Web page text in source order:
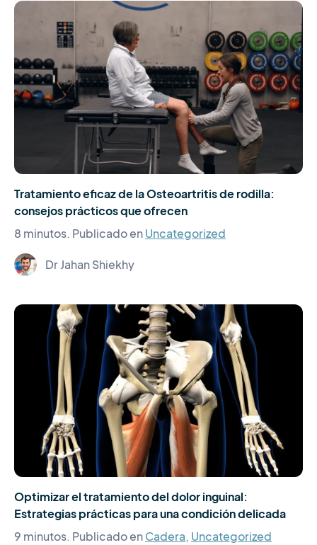
Tratamiento eficaz de la Osteoartritis de rodilla:
consejos prácticos que ofrecen
8 minutos. Publicado enUncategorized
Dr Jahan Shiekhy
Optimizar el tratamiento del dolor inguinal:
Estrategias prácticas para una condición delicada
9 minutos. Publicado enCadera, Uncategorized